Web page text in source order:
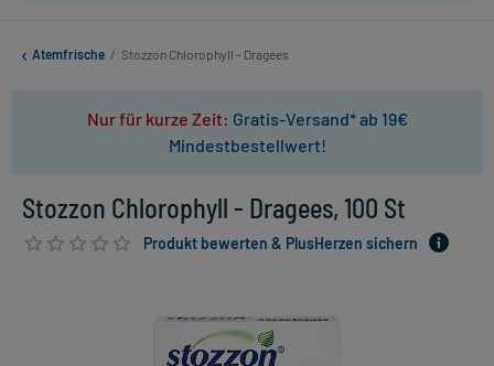
Atemfrische / Stozzon Chlorophyll - Dragees
Nur für kurze Zeit: Gratis-Versand* ab 19€
Mindestbestellwert!
Stozzon Chlorophyll - Dragees, 100 St
Produkt bewerten & PlusHerzen sichern